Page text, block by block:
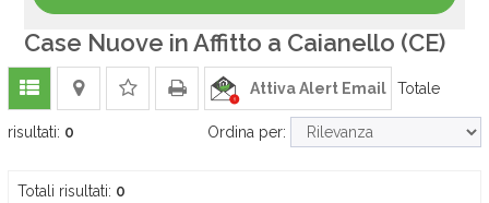
Case Nuove in Affitto a Caianello (CE)
Attiva Alert Email Totale
risultati: 0 Ordina per:
Totali risultati: 0